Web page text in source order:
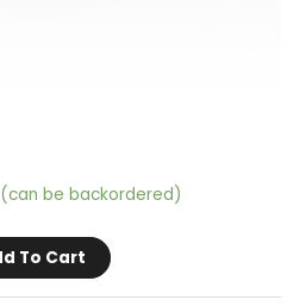
(can be backordered)
To Cart